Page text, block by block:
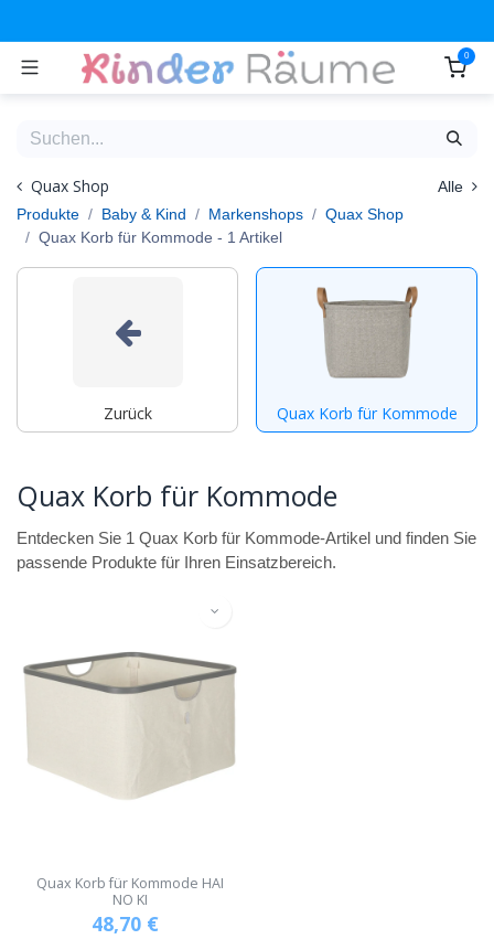
0
Quax Shop
Alle
Produkte
Baby & Kind Markenshops
Quax Shop
Quax Korb für Kommode - 1 Artikel
Zurück Quax Korb für Kommode
Quax Korb für Kommode
Entdecken Sie 1 Quax Korb für Kommode-Artikel und finden Sie
passende Produkte für Ihren Einsatzbereich.
Quax Korb für Kommode HAI
NO KI
48,70 €